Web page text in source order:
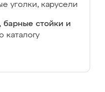
уголки, карусели
барные стойки и
каталогу